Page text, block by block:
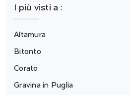
I più visti a :
Altamura
Bitonto
Corato
Gravina in Puglia